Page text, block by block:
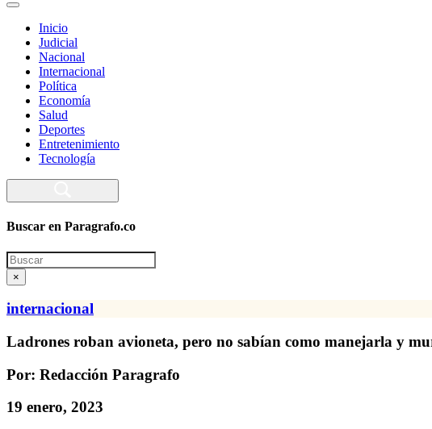
Inicio
Judicial
Nacional
Internacional
Política
Economía
Salud
Deportes
Entretenimiento
Tecnología
Buscar en Paragrafo.co
Search
×
internacional
Ladrones roban avioneta, pero no sabían como manejarla y
Por: Redacción Paragrafo
19 enero, 2023